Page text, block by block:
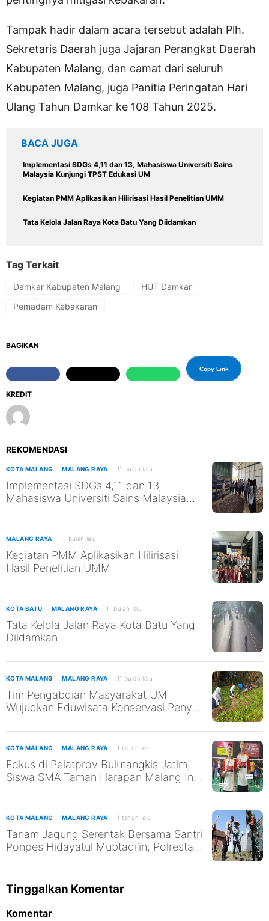
Tampak hadir dalam acara tersebut adalah Plh.
Sekretaris Daerah juga Jajaran Perangkat Daerah
Kabupaten Malang, dan camat dari seluruh
Kabupaten Malang, juga Panitia Peringatan Hari
Ulang Tahun Damkar ke 108 Tahun 2025.
BACA JUGA
Implementasi SDGs 4,11 dan 13, Mahasiswa Universiti Sains
Malaysia Kunjungi TPST Edukasi UM
Kegiatan PMM Aplikasikan Hilirisasi Hasil Penelitian UMM
Tata Kelola Jalan Raya Kota Batu Yang Diidamkan
Tag Terkait
Damkar Kabupaten Malang
HUT Damkar
Pemadam Kebakaran
KREDIT
BAGIKAN
Copy Link
REKOMENDASI
KOTA MALANG MALANG RAYA 11 bulan lalu
Implementasi SDGs 4,11 dan 13,
Mahasiswa Universiti Sains Malaysia
MALANG RAYA 11 bulan lalu
Kegiatan PMM Aplikasikan Hilirisasi
Hasil Penelitian UMM
KOTA BATU MALANG RAYA 11 bulan lalu
Tata Kelola Jalan Raya Kota Batu Yang
Diidamkan
KOTA MALANG MALANG RAYA 11 bulan lalu
Tim Pengabdian Masyarakat UM
Wujudkan Eduwisata Konservasi Penyu
SDGs ke-13 dan ke-14
KOTA MALANG MALANG RAYA 1 tahun lalu
Fokus di Pelatprov Bulutangkis Jatim,
Siswa SMA Taman Harapan Malang Ini
KOTA MALANG MALANG RAYA 1 tahun lalu
Tanam Jagung Serentak Bersama Santri
Ponpes Hidayatul Mubtadi’in, Polresta
Pangan Nasional
Tinggalkan Komentar
Komentar